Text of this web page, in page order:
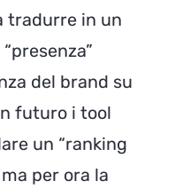
tradurre in un
del brand su
futuro i tool
un “ranking
per ora la